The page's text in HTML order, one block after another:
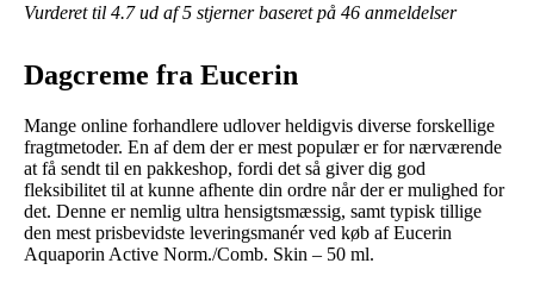
Vurderet til 4.7ud af 5 stjerner baseret på 46 anmeldelser
Dagcreme fra Eucerin
Mange online forhandlere udlover heldigvis diverse forskellige
fragtmetoder. En af dem der er mest populær er for nærværende
at få sendt til en pakkeshop, fordi det så giver dig god
fleksibilitet til at kunne afhente din ordre når der er mulighed for
det. Denne er nemlig ultra hensigtsmæssig, samt typisk tillige
den mest prisbevidste leveringsmanér ved køb af Eucerin
Aquaporin Active Norm./Comb. Skin – 50 ml.